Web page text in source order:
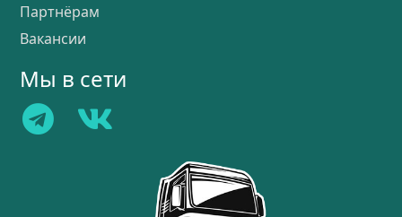
Партнёрам
Вакансии
Мы в сети